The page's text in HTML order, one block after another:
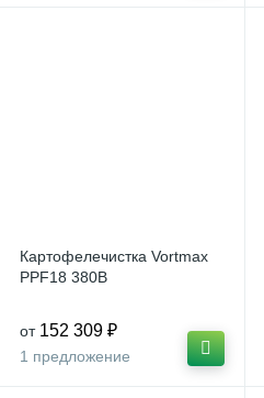
Картофелечистка Vortmax
PPF18 380В
от 152 309 ₽
1 предложение